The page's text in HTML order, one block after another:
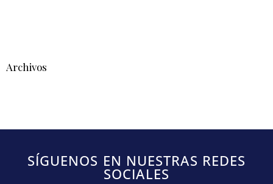
Archivos
SÍGUENOS EN NUESTRAS REDES
SOCIALES